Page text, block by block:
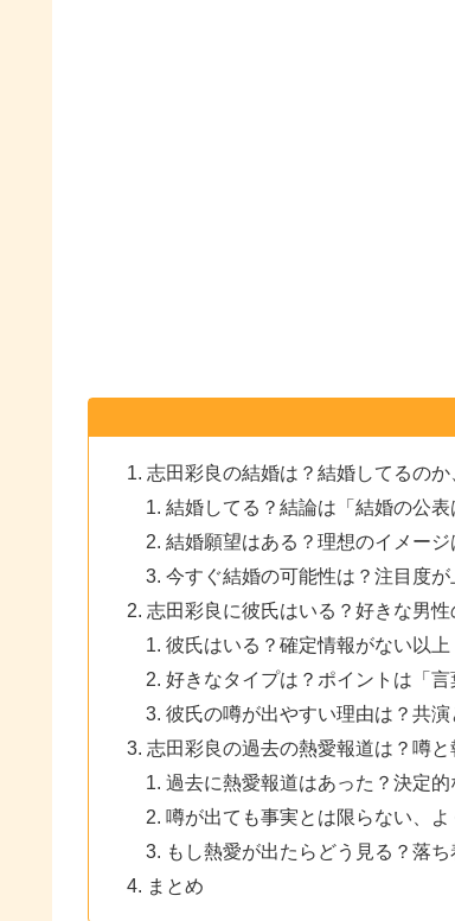
志田彩良の結婚は？結婚してるの
結婚してる？結論は「結婚の公表
結婚願望はある？理想のイメー
今すぐ結婚の可能性は？注目度
志田彩良に彼氏はいる？好きな男
彼氏はいる？確定情報がない以
好きなタイプは？ポイントは「言
彼氏の噂が出やすい理由は？共
志田彩良の過去の熱愛報道は？噂と
過去に熱愛報道はあった？決定
噂が出ても事実とは限らない、
もし熱愛が出たらどう見る？落
まとめ